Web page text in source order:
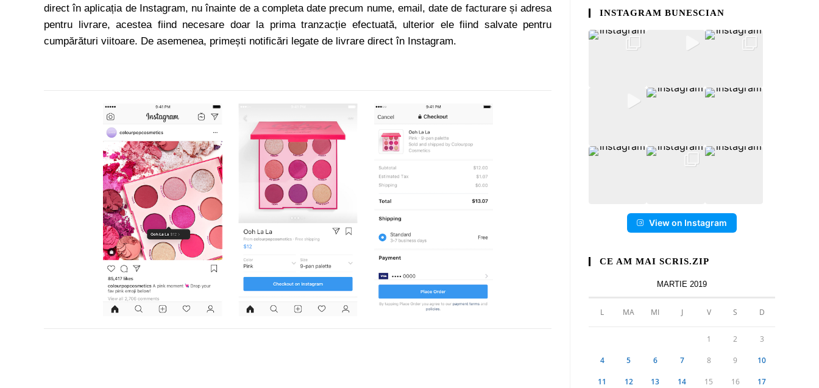
direct în aplicația de Instagram, nu înainte de a completa date precum nume, email, date de facturare și adresa
pentru livrare, acestea fiind necesare doar la prima tranzacție efectuată, ulterior ele fiind salvate pentru
cumpărături viitoare. De asemenea, primești notificări legate de livrare direct în Instagram.
INSTAGRAM BUNESCIAN
View on Instagram
CE AM MAI SCRIS.ZIP
MARTIE 2019
L MA MI J V S D
1 2 3
4 5 6 7 8 9 10
11 12 13 14 15 16 17